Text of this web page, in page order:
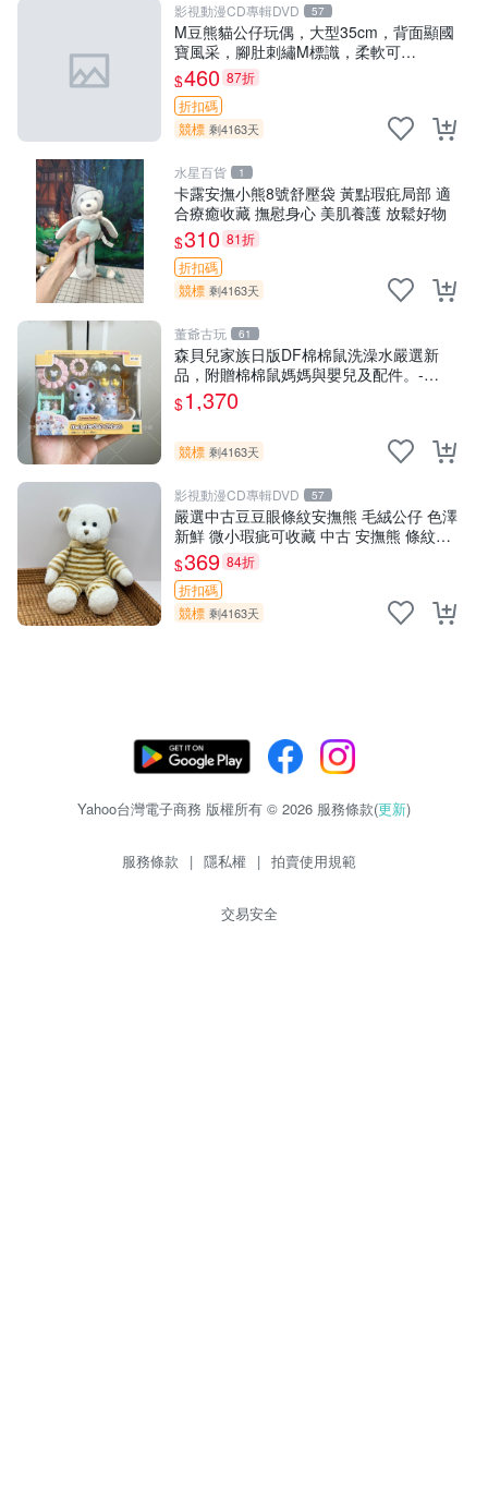
影視動漫CD專輯DVD 57
M豆熊貓公仔玩偶，大型35cm，背面顯國
寶風采，腳肚刺繡M標識，柔軟可
MACHINE WASH。國寶 M豆 玩偶 公仔
$460 87折
折扣碼
競標 剩4163天
水星百貨 1
卡露安撫小熊8號舒壓袋 黃點瑕疪局部 適
合療癒收藏 撫慰身心 美肌養護 放鬆好物
$310 81折
折扣碼
競標 剩4163天
董爺古玩 61
森貝兒家族日版DF棉棉鼠洗澡水嚴選新
品，附贈棉棉鼠媽媽與嬰兒及配件。-
paper盒裝，輕便設計方便攜帶。 棉棉鼠
棉玩 公仔
$1,370
競標 剩4163天
影視動漫CD專輯DVD 57
嚴選中古豆豆眼條紋安撫熊 毛絨公仔 色澤
新鮮 微小瑕疵可收藏 中古 安撫熊 條紋公
仔
$369 84折
折扣碼
競標 剩4163天
Yahoo台灣電子商務 版權所有 © 2026 服務條款(更新)
服務條款 | 隱私權 | 拍賣使用規範
交易安全